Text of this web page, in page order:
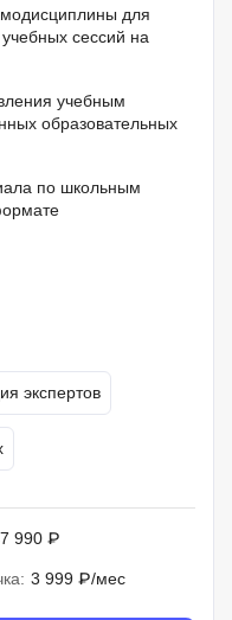
для
сессий на
учебным
образовательных
по школьным
экспертов
990 ₽
3 999 ₽/мес